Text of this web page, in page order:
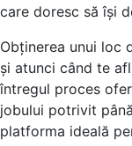
care doresc să își
Obținerea unui loc
și atunci când te
întregul proces
jobului potrivit
platforma ideală